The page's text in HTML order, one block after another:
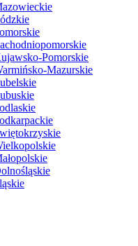
Pomorskie
Mazurskie